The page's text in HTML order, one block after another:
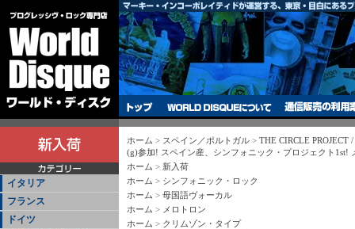
イタリア
フランス
ドイツ
ホーム > スペイン／ポルトガル > THE CIRCLE PROJECT
(g)参加! スペイン産、シンフォニック・プロジェクト1st!
ホーム > 新入荷
ホーム > シンフォニック・ロック
ホーム > 母国語ヴォーカル
ホーム > メロトロン
ホーム > クリムゾン・タイプ